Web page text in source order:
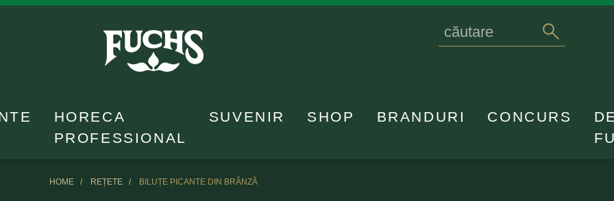
Search
HORECA
PROFESSIONAL
SUVENIR SHOP BRANDURI CONCURS
HOME REȚETE BILUȚE PICANTE DIN BRÂNZĂ